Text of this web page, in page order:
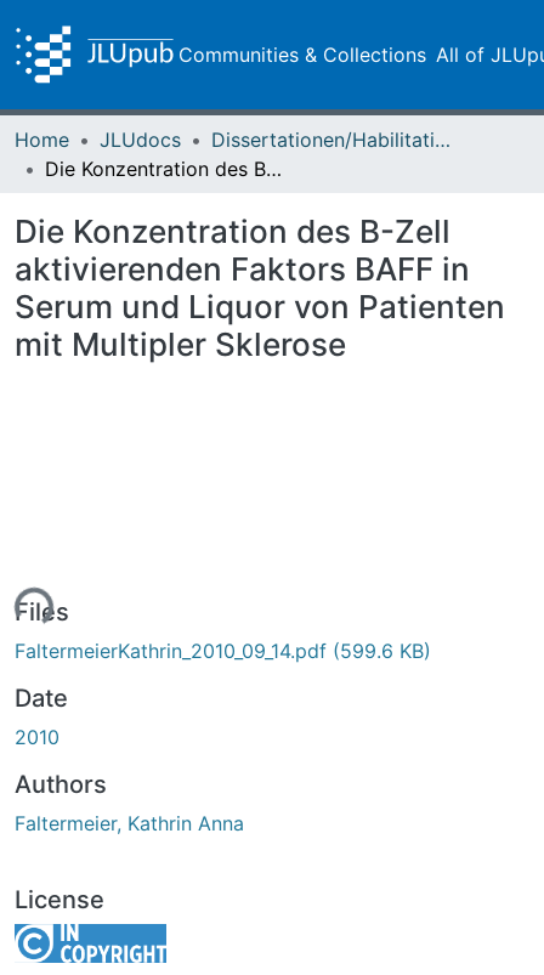
Communities & Collections All of
Home JLUdocs
Dissertationen/Habilitationen
Die Konzentration des B-Zell aktivierenden Faktors BAFF in Serum und Liquor von Patienten mit Multipler Sklerose
Die Konzentration des B-Zell
aktivierenden Faktors BAFF in
Serum und Liquor von Patienten
mit Multipler Sklerose
Files
FaltermeierKathrin_2010_09_14.pdf (599.6 KB)
Date
2010
Authors
Faltermeier, Kathrin Anna
License